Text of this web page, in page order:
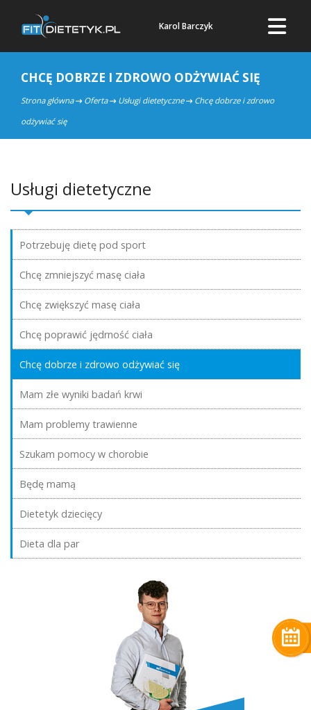
Karol Barczyk
CHCĘ DOBRZE I ZDROWO ODŻYWIAĆ SIĘ
Strona główna Oferta Usługi dietetyczne
Chcę dobrze i zdrowo
odżywiać się
Usługi dietetyczne
Potrzebuję dietę pod sport
Chcę zmniejszyć masę ciała
Chcę zwiększyć masę ciała
Chcę poprawić jędrność ciała
Chcę dobrze i zdrowo odżywiać się
Mam złe wyniki badań krwi
Mam problemy trawienne
Szukam pomocy w chorobie
Będę mamą
Dietetyk dziecięcy
Dieta dla par